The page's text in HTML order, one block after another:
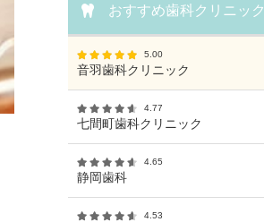
おすすめ歯科クリニック
5.00
音羽歯科クリニック
4.77
七間町歯科クリニック
4.65
静岡歯科
4.53